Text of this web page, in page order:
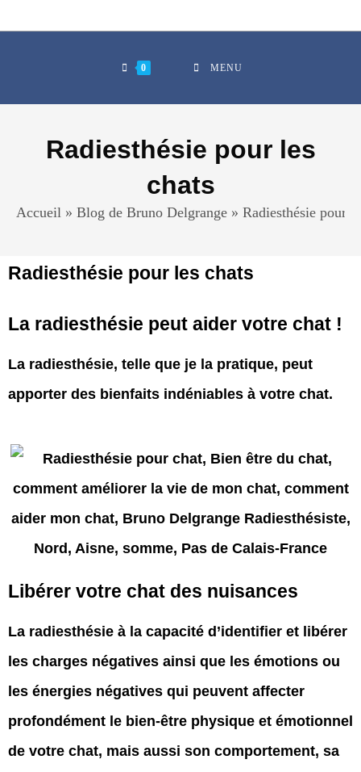
0 MENU
Radiesthésie pour les
chats
Accueil » Blog de Bruno Delgrange » Radiesthésie pour
Radiesthésie pour les chats
La radiesthésie peut aider votre chat !
La radiesthésie, telle que je la pratique, peut
apporter des bienfaits indéniables à votre chat.
Libérer votre chat des nuisances
La radiesthésie à la capacité d’identifier et libérer
les charges négatives ainsi que les émotions ou
les énergies négatives qui peuvent affecter
profondément le bien-être physique et émotionnel
de votre chat, mais aussi son comportement, sa